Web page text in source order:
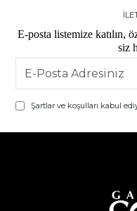
E-posta listemize katılın,
siz
Şartlar ve koşulları kabul